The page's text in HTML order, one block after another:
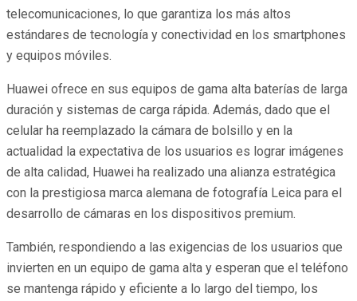
telecomunicaciones, lo que garantiza los más altos
estándares de tecnología y conectividad en los smartphones
y equipos móviles.
Huawei ofrece en sus equipos de gama alta baterías de larga
duración y sistemas de carga rápida. Además, dado que el
celular ha reemplazado la cámara de bolsillo y en la
actualidad la expectativa de los usuarios es lograr imágenes
de alta calidad, Huawei ha realizado una alianza estratégica
con la prestigiosa marca alemana de fotografía Leica para el
desarrollo de cámaras en los dispositivos premium.
También, respondiendo a las exigencias de los usuarios que
invierten en un equipo de gama alta y esperan que el teléfono
se mantenga rápido y eficiente a lo largo del tiempo, los